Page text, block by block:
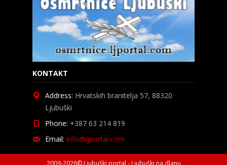
KONTAKT
Address: Hrvatskih branitelja 57, 88320
Ljubuški
Phone: +387 63 214 819
Email: info@ljportal.com
2009-2026© Ljubuški portal - Ljubuški na dlanu